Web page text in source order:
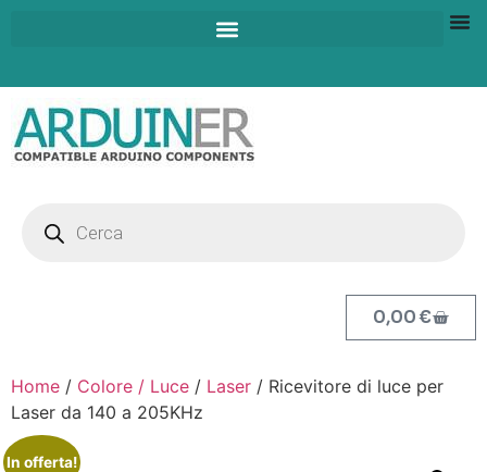
0,00€
Home / Colore / Luce / Laser / Ricevitore di luce per
Laser da 140 a 205KHz
In offerta!